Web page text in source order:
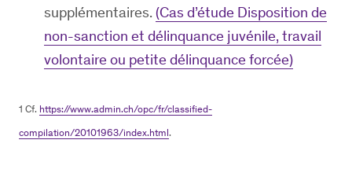
supplémentaires.(Cas d’étude Disposition de
non-sanction et délinquance juvénile, travail
volontaire ou petite délinquance forcée)
1 Cf. https://www.admin.ch/opc/fr/classified-
compilation/20101963/index.html.